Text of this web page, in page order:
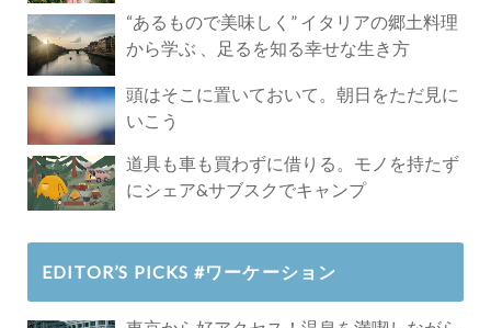
“あるもので美味しく” イタリアの郷土料理
から学ぶ 、足るを知る幸せな生き方
頭はそこに置いておいて。朝日をただ見に
いこう
道具も車も買わずに借りる。モノを持たず
にシェア&サブスクでキャンプ
EDITOR’S PICKS #ワーケーション